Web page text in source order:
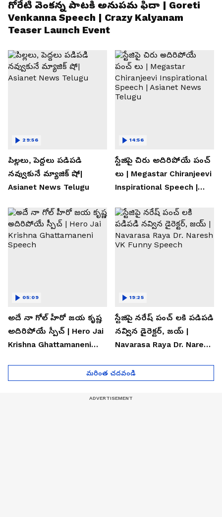
గోరేటి వెంకన్న పాటకి అనుపమ ఫిదా | Goreti
Venkanna Speech | Crazy Kalyanam
Teaser Launch Event
పిల్లలు, పెద్దలు పడిపడి
నవ్వుకునే మ్యాజిక్ షో|
Asianet News Telugu
29:56
స్టేజిపై చిరు అదిరిపోయే పంచ్
లు | Megastar Chiranjeevi
Inspirational Speech |
14:56
అదే నా గోల్ హీరో జయ కృష్ణ
అదిరిపోయే స్పీచ్ | Hero Jai
Krishna Ghattamaneni
05:09
స్టేజిపై నరేష్ పంచ్ లకి పడిపడి
నవ్విన డైరెక్టర్, జయ్ |
Navarasa Raya Dr. Naresh
19:25
మరింత చదవండి